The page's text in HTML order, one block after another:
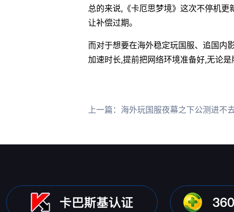
总的来说,《卡厄思梦境》这次不停机
让补偿过期。
而对于想要在海外稳定玩国服、追国内
加速时长,提前把网络环境准备好,无论
上一篇： 海外玩国服夜幕之下公测进不去游戏？